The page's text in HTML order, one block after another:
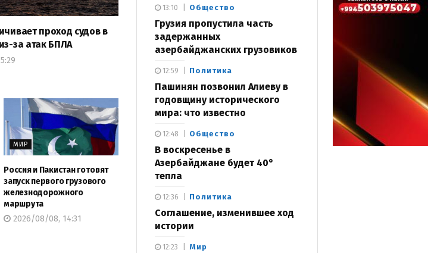
проход судов в
за атак БПЛА
МИР
Россия и Пакистан готовят
запуск первого грузового
железнодорожного
маршрута
2026/08/08, 14:31
Общество
Грузия пропустила часть
задержанных
азербайджанских грузовиков
13:10
Политика
Пашинян позвонил Алиеву в
годовщину исторического
мира: что известно
12:59
Общество
В воскресенье в
Азербайджане будет 40°
тепла
12:48
Политика
Соглашение, изменившее ход
истории
12:36
Мир
12:23